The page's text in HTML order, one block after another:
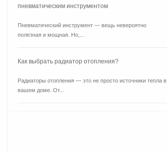
пневматическим инструментом
Пневматический инструмент — вещь невероятно
полезная и мощная. Но,...
Как выбрать радиатор отопления?
Радиаторы отопления — это не просто источники тепла в
вашем доме. От...